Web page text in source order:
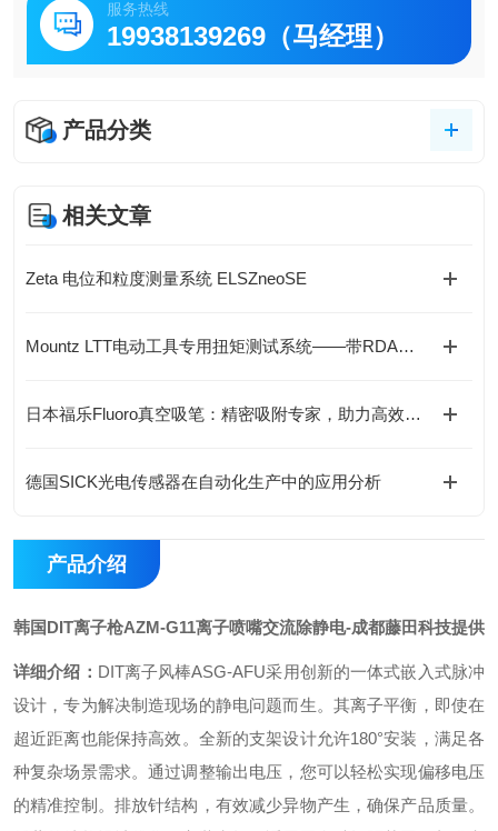
服务热线
19938139269（马经理）
产品分类
相关文章
Zeta 电位和粒度测量系统 ELSZneoSE
Mountz LTT电动工具专用扭矩测试系统——带RDA适配器的精准验证
日本福乐Fluoro真空吸笔：精密吸附专家，助力高效无损操作
德国SICK光电传感器在自动化生产中的应用分析
产品介绍
韩国DIT离子枪AZM-G11离子喷嘴交流除静电-成都藤田科技提供
详细介绍 ： DIT离子风棒ASG-AFU采用创新的一体式嵌入式脉冲
设计，专为解决制造现场的静电问题而生。其离子平衡，即使在
超近距离也能保持高效。全新的支架设计允许180°安装，满足各
种复杂场景需求。通过调整输出电压，您可以轻松实现偏移电压
的精准控制。排放针结构，有效减少异物产生，确保产品质量。